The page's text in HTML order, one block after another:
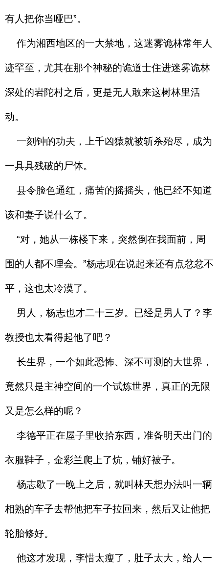
有人把你当哑巴”。
作为湘西地区的一大禁地，这迷雾诡林常年人
迹罕至，尤其在那个神秘的诡道士住进迷雾诡林
深处的岩陀村之后，更是无人敢来这树林里活
动。
一刻钟的功夫，上千凶猿就被斩杀殆尽，成为
一具具残破的尸体。
县令脸色通红，痛苦的摇摇头，他已经不知道
该和妻子说什么了。
“对，她从一栋楼下来，突然倒在我面前，周
围的人都不理会。”杨志现在说起来还有点忿忿不
平，这也太冷漠了。
男人，杨志也才二十三岁。已经是男人了？李
教授也太看得起他了吧？
长生界，一个如此恐怖、深不可测的大世界，
竟然只是主神空间的一个试炼世界，真正的无限
又是怎么样的呢？
李德平正在屋子里收拾东西，准备明天出门的
衣服鞋子，金彩兰爬上了炕，铺好被子。
杨志歇了一晚上之后，就叫林天想办法叫一辆
相熟的车子去帮他把车子拉回来，然后又让他把
轮胎修好。
他这才发现，李惜太瘦了，肚子太大，给人一